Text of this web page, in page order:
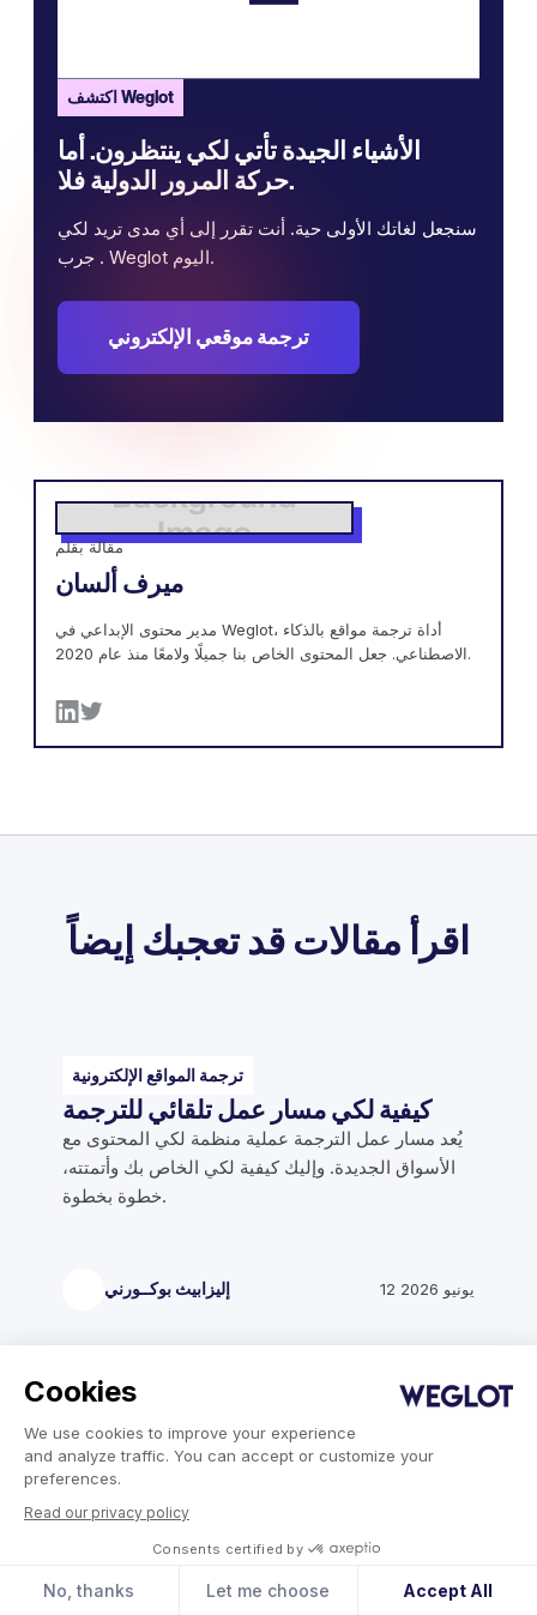
Cookies
We use cookies to improve your experience
and analyze traffic. You can accept or customize your
preferences.
Read our privacy policy
Consents certified by
No, thanks Let me choose Accept All
اكتشف Weglot
الأشياء الجيدة تأتي لكي ينتظرون. أما
حركة المرور الدولية فلا.
سنجعل لغاتك الأولى حية. أنت تقرر إلى أي مدى تريد لكي
. جرب Weglot اليوم.
ترجمة موقعي الإلكتروني
مقالة بقلم
ميرف ألسان
مدير محتوى الإبداعي في Weglot، أداة ترجمة مواقع بالذكاء
الاصطناعي. جعل المحتوى الخاص بنا جميلًا ولامعًا منذ عام 2020.
اقرأ مقالات قد تعجبك إيضاً
ترجمة المواقع الإلكترونية
كيفية لكي مسار عمل تلقائي للترجمة
يُعد مسار عمل الترجمة عملية منظمة لكي المحتوى مع
الأسواق الجديدة. وإليك كيفية لكي الخاص بك وأتمتته،
خطوة بخطوة.
إليزابيث بوكــورني 12 يونيو 2026
ترجمة المواقع الإلكترونية
أفضل أدوات الترجمة لعام 2026 مقارنة
قارن بين أفضل أدوات الترجمة للمواقع الإلكترونية. قم
بتقييم الميزات والأسعار والتعاون بين أعضاء الفريق لكي
إليزابيث بوكــورني 17 يوليو 2026